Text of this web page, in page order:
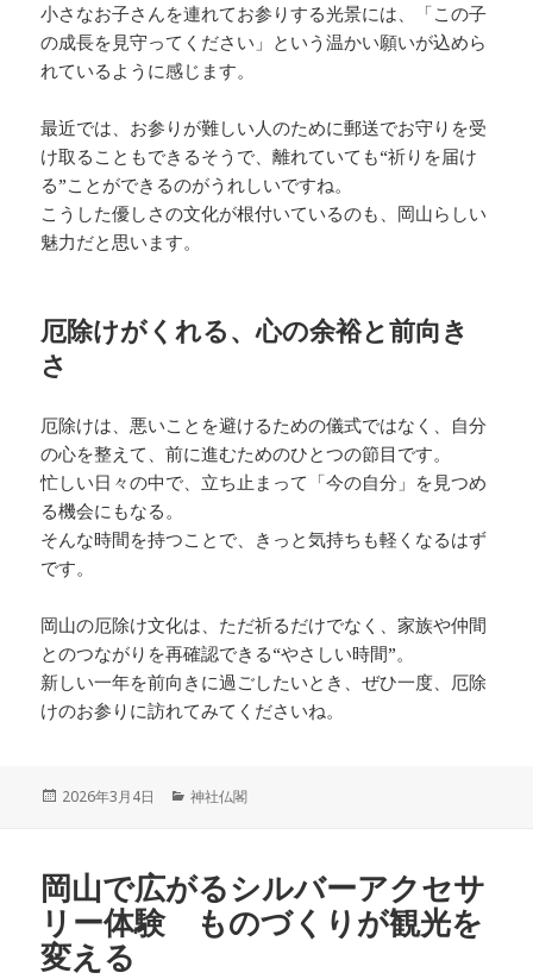
小さなお子さんを連れてお参りする光景には、「この子
の成長を見守ってください」という温かい願いが込めら
れているように感じます。
最近では、お参りが難しい人のために郵送でお守りを受
け取ることもできるそうで、離れていても“祈りを届け
る”ことができるのがうれしいですね。
こうした優しさの文化が根付いているのも、岡山らしい
魅力だと思います。
厄除けがくれる、心の余裕と前向き
さ
厄除けは、悪いことを避けるための儀式ではなく、自分
の心を整えて、前に進むためのひとつの節目です。
忙しい日々の中で、立ち止まって「今の自分」を見つめ
る機会にもなる。
そんな時間を持つことで、きっと気持ちも軽くなるはず
です。
岡山の厄除け文化は、ただ祈るだけでなく、家族や仲間
とのつながりを再確認できる“やさしい時間”。
新しい一年を前向きに過ごしたいとき、ぜひ一度、厄除
けのお参りに訪れてみてくださいね。
投
2026年3月4日
カ
ー
神社仏閣
岡山で広がるシルバーアクセサ
リー体験 ものづくりが観光を
変える